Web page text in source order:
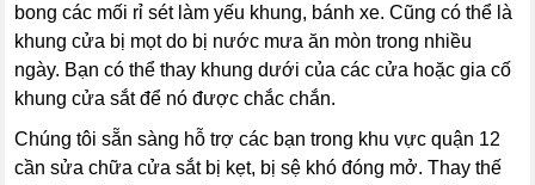
bong các mối rỉ sét làm yếu khung, bánh xe. Cũng có thể là
khung cửa bị mọt do bị nước mưa ăn mòn trong nhiều
ngày. Bạn có thể thay khung dưới của các cửa hoặc gia cố
khung cửa sắt để nó được chắc chắn.
Chúng tôi sẵn sàng hỗ trợ các bạn trong khu vực quận 12
cần sửa chữa cửa sắt bị kẹt, bị sệ khó đóng mở. Thay thế